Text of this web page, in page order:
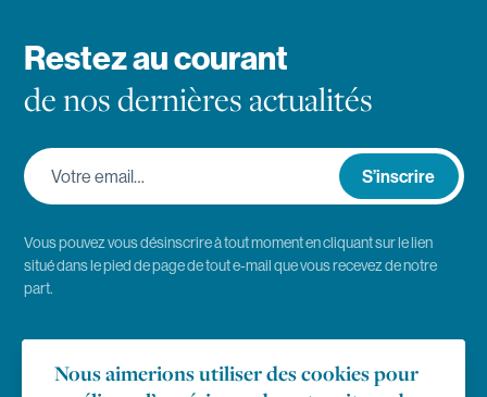
Restez au courant
de nos dernières actualités
Votre email…
S’inscrire
Vous pouvez vous désinscrire à tout moment en cliquant sur le lien
situé dans le pied de page de tout e-mail que vous recevez de notre
part.
Nous aimerions utiliser des cookies pour